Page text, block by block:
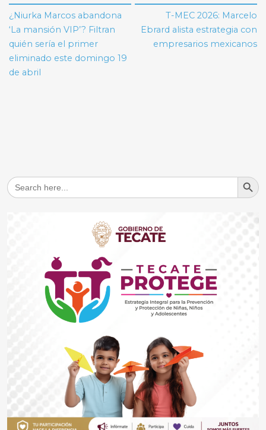
de
entradas
¿Niurka Marcos abandona
‘La mansión VIP’? Filtran
quién sería el primer
eliminado este domingo 19
de abril
T-MEC 2026: Marcelo
Ebrard alista estrategia con
empresarios mexicanos
Search
for:
Search